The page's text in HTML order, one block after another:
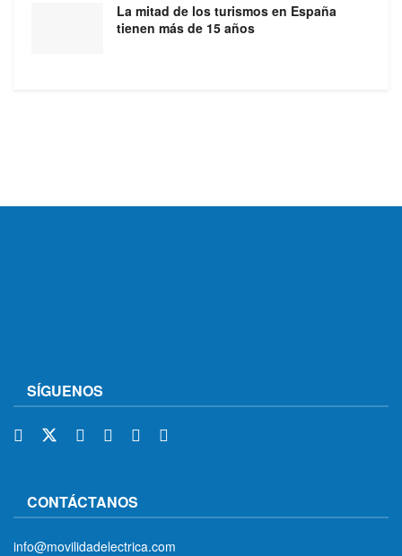
La mitad de los turismos en España
tienen más de 15 años
SÍGUENOS
CONTÁCTANOS
info@movilidadelectrica.com